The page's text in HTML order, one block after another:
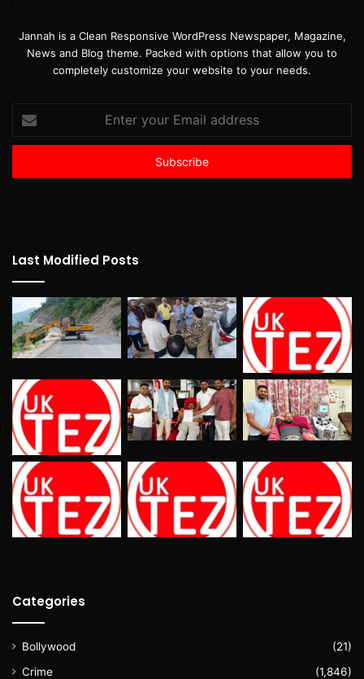
Jannah is a Clean Responsive WordPress Newspaper, Magazine,
News and Blog theme. Packed with options that allow you to
completely customize your website to your needs.
your
Email
Last Modified Posts
Categories
Bollywood
(21)
Crime
(1,846)